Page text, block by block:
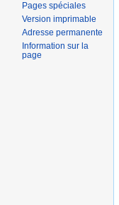
Pages spéciales
Version imprimable
Adresse permanente
Information sur la
page